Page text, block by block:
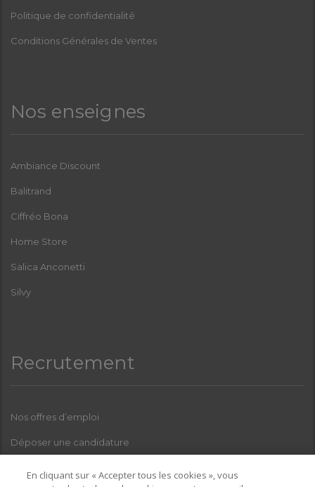
Politique de confidentialité
Conditions Générales de Ventes
Nos enseignes
Ambiance Discount
Balitrand
Ciffréo Bona
Home Store
Salica Anconetti
Silvy
Recrutement
Nos offres d’emploi
Déposer une candidature
En cliquant sur « Accepter tous les cookies », vous